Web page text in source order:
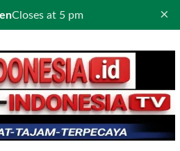
Closes at 5 pm ×